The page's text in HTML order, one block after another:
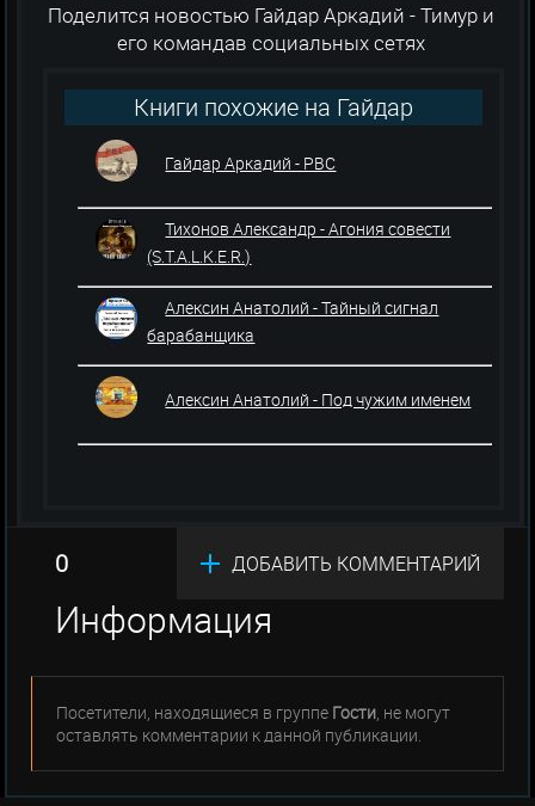
Поделится новостью Гайдар Аркадий - Тимур и
его командав социальных сетях
Книги похожие на Гайдар
Аркадий - Тимур и его команда
Гайдар Аркадий - РВС
Тихонов Александр - Агония совести
(S.T.A.L.K.E.R.)
Алексин Анатолий - Тайный сигнал
барабанщика
Алексин Анатолий - Под чужим именем
0 ДОБАВИТЬ КОММЕНТАРИЙ
Информация
Посетители, находящиеся в группе Гости, не могут
оставлять комментарии к данной публикации.